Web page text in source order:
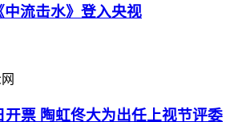
中流击水》登入央视
开票 陶虹佟大为出任上视节评委